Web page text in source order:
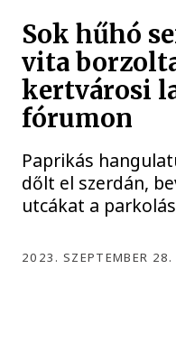
Sok hűhó
vita
kertvárosi
fórumon
Paprikás
dőlt el szerdán,
utcákat a
2023. SZEPTEMBER